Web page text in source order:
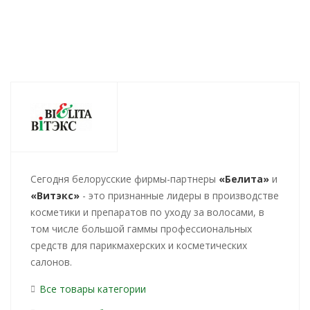
Cегодня белорусские фирмы-партнеры «Белита» и
«Витэкс» - это признанные лидеры в производстве
косметики и препаратов по уходу за волосами, в
том числе большой гаммы профессиональных
средств для парикмахерских и косметических
салонов.
Все товары категории